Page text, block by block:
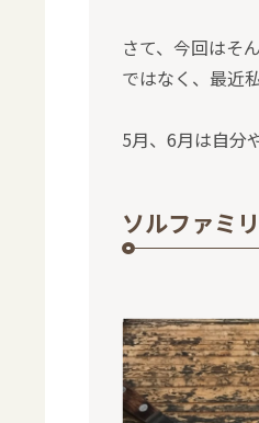
さて、今回はそ
ではなく、最近
5月、6月は自分
ソルファミ